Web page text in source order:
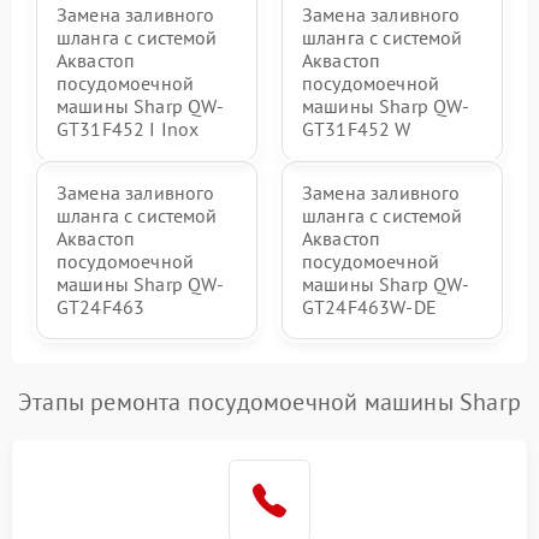
Замена заливного
шланга с системой
Аквастоп
посудомоечной
машины Sharp QW-
GT31F452 I Inox
Замена заливного
шланга с системой
Аквастоп
посудомоечной
машины Sharp QW-
GT31F452 W
Замена заливного
шланга с системой
Аквастоп
посудомоечной
машины Sharp QW-
GT24F463
Замена заливного
шланга с системой
Аквастоп
посудомоечной
машины Sharp QW-
GT24F463W-DE
Этапы ремонта посудомоечной машины Sharp